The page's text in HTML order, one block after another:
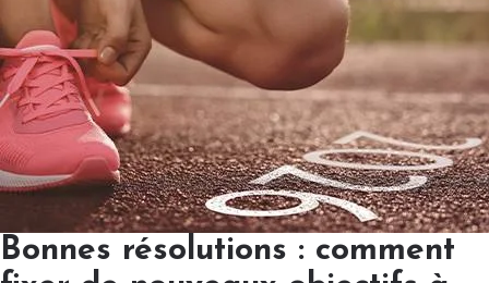
Bonnes résolutions : comment